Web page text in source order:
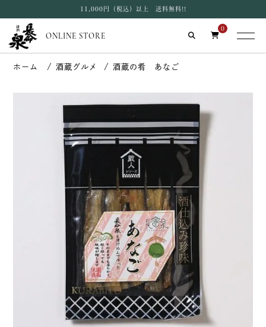
11,000円（税込）以上 送料無料!!
ONLINE STORE
0
酒蔵グルメ 酒蔵の肴 あなご